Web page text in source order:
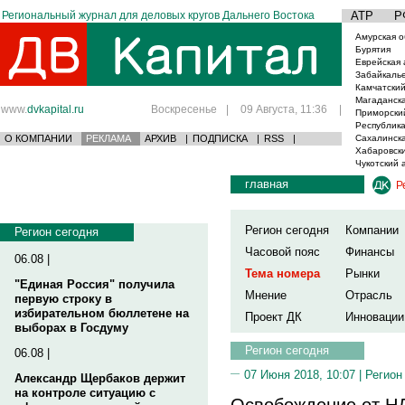
Региональный журнал для деловых кругов Дальнего Востока АТР
www.dvkapital.ru Воскресенье | 09 Августа, 11:36 |
О КОМПАНИИ РЕКЛАМА АРХИВ | ПОДПИСКА | RSS |
Амурская
Бурятия
Еврейская
Чукотский
Регион сегодня
06.08 |
"Единая Россия" получила
первую строку в
избирательном бюллетене на
выборах в Госдуму
06.08 |
Александр Щербаков держит
на контроле ситуацию с
главная
Регион сегодня
Компании
Часовой пояс
Финансы
Тема номера
Рынки
Мнение
Отрасль
Проект ДК
Инновации
Регион сегодня
07 Июня 2018, 10:07 |